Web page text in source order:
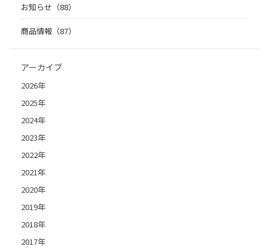
お知らせ（88）
商品情報（87）
アーカイブ
2026年
2025年
2024年
2023年
2022年
2021年
2020年
2019年
2018年
2017年